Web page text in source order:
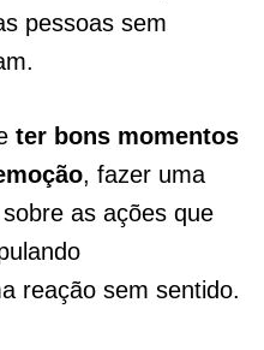
pessoas sem
ter bons momentos
, fazer uma
as ações que
reação sem sentido.